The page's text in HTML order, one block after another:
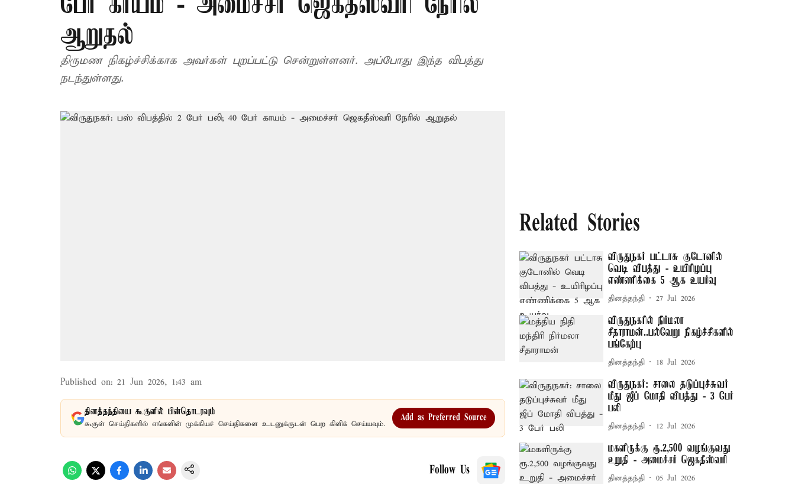
ஆறுதல்
திருமண நிகழ்ச்சிக்காக அவர்கள் புறப்பட்டு சென்றுள்ளனர். அப்போது இந்த விபத்து
நடந்துள்ளது.
Published on: 21 Jun 2026, 1:43 am
தினத்தந்தியை கூகுளில் பின்தொடரவும்
கூகுள் செய்திகளில் எங்களின் முக்கியச் செய்திகளை உடனுக்குடன் பெற கிளிக் செய்யவும்.
Add as Preferred Source
Follow Us
Related Stories
விருதுநகர் பட்டாசு குடோனில்
வெடி விபத்து - உயிரிழப்பு
எண்ணிக்கை 5 ஆக உயர்வு
தினத்தந்தி 27 Jul 2026
விருதுநகரில் நிர்மலா
சீதாராமன்..பல்வேறு நிகழ்ச்சிகளில்
பங்கேற்பு
தினத்தந்தி 18 Jul 2026
விருதுநகர்: சாலை தடுப்புச்சுவர்
மீது ஜீப் மோதி விபத்து - 3 பேர்
பலி
தினத்தந்தி 12 Jul 2026
மகளிருக்கு ரூ.2,500 வழங்குவது
உறுதி - அமைச்சர் ஜெகதீஸ்வரி
தினத்தந்தி 05 Jul 2026